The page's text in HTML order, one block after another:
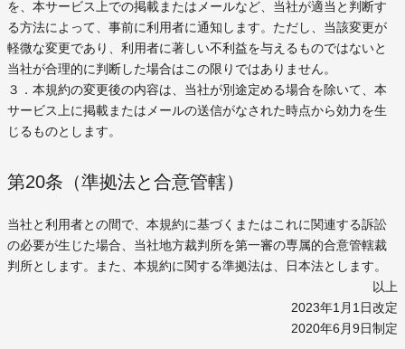
を、本サービス上での掲載またはメールなど、当社が適当と判断す
る方法によって、事前に利用者に通知します。ただし、当該変更が
軽微な変更であり、利用者に著しい不利益を与えるものではないと
当社が合理的に判断した場合はこの限りではありません。
３．本規約の変更後の内容は、当社が別途定める場合を除いて、本
サービス上に掲載またはメールの送信がなされた時点から効力を生
じるものとします。
第20条（準拠法と合意管轄）
当社と利用者との間で、本規約に基づくまたはこれに関連する訴訟
の必要が生じた場合、当社地方裁判所を第一審の専属的合意管轄裁
判所とします。また、本規約に関する準拠法は、日本法とします。
以上
2023年1月1日改定
2020年6月9日制定